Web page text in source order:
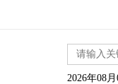
2026年08